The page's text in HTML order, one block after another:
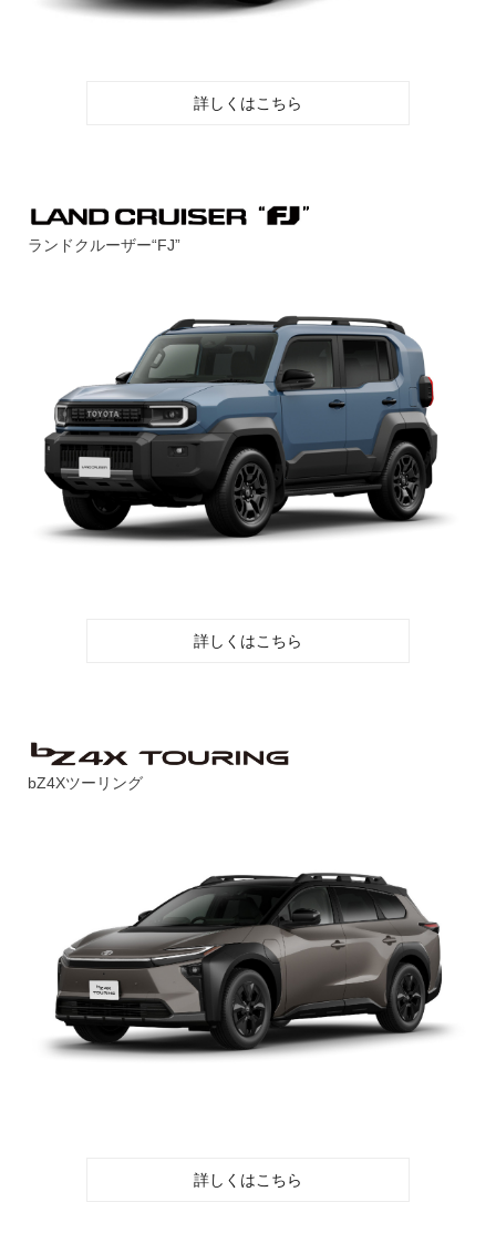
詳しくはこちら
ランドクルーザー“FJ”
詳しくはこちら
bZ4Xツーリング
詳しくはこちら